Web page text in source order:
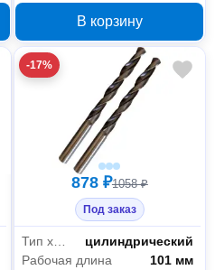
13.5 мм Р6М5 18769А
В корзину
-17%
878 ₽1058 ₽
Под заказ
Тип хвостовика
цилиндрический
Рабочая длина
101 мм